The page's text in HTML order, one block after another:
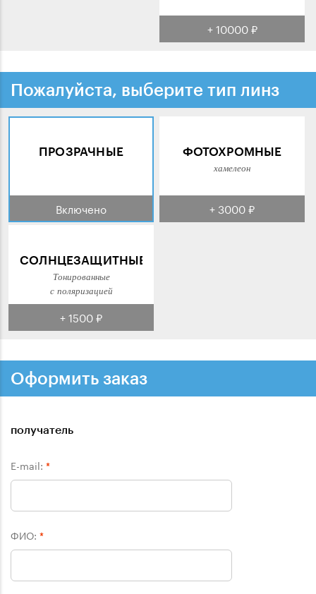
+ 10000 ₽
Пожалуйста, выберите тип линз
ПРОЗРАЧНЫЕ
Включено
ФОТОХРОМНЫЕ
хамелеон
+ 3000 ₽
СОЛНЦЕЗАЩИТНЫЕ
Тонированные
с поляризацией
+ 1500 ₽
Оформить заказ
получатель
E-mail: *
ФИО: *